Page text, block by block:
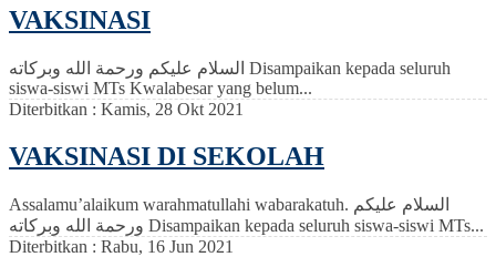
VAKSINASI
السلام عليكم ورحمة الله وبركاته Disampaikan kepada seluruh
siswa-siswi MTs Kwalabesar yang belum...
Diterbitkan : Kamis, 28 Okt 2021
VAKSINASI DI SEKOLAH
Assalamu’alaikum warahmatullahi wabarakatuh. السلام عليكم
ورحمة الله وبركاته Disampaikan kepada seluruh siswa-siswi MTs...
Diterbitkan : Rabu, 16 Jun 2021